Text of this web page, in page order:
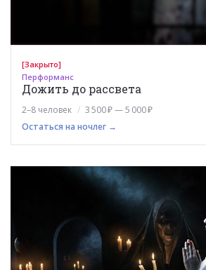
[Закрыто]
Перформанс
Дожить до рассвета
2–8 человек
3 500 ₽ — 5 000 ₽
Остаться на ночлег →